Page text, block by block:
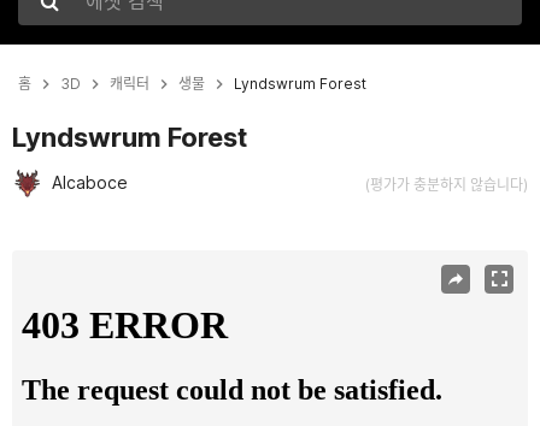
에셋 검색
홈 3D 캐릭터 생물 Lyndswrum Forest
Lyndswrum Forest
Alcaboce (평가가 충분하지 않습니다)